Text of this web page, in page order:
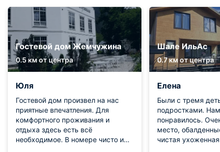
Гостевой дом Жемчужина
0.5 км от центра
Юля
Гостевой дом произвел на нас
приятные впечатления. Для
комфортного проживания и
отдыха здесь есть всё
необходимое. В номере чисто и
Шале ИльАс
0.7 км от центра
Елена
Были с тремя
подростками.
понравилось.
место,
чистая